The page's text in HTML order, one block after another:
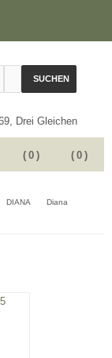
SUCHEN
( 0 )
( 0 )
DIANA
Diana